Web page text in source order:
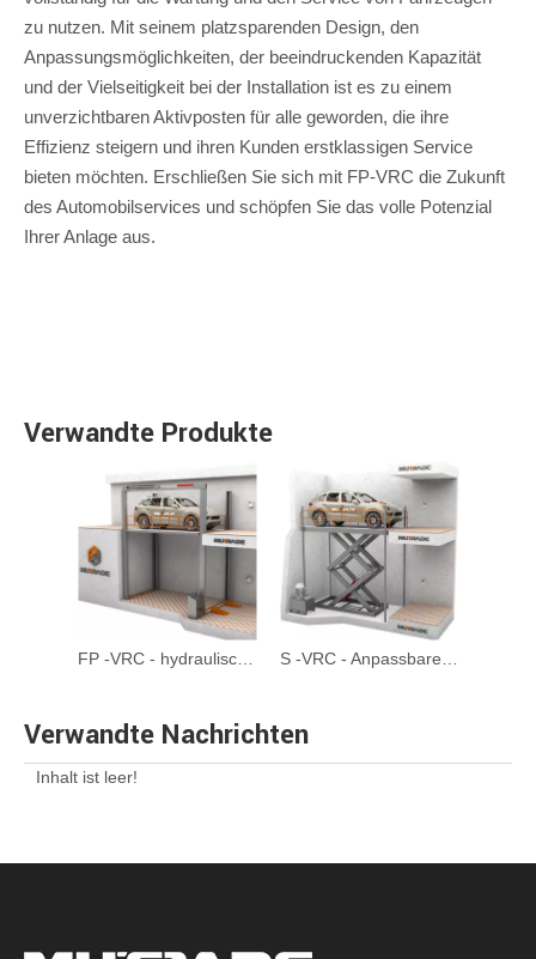
zu nutzen. Mit seinem platzsparenden Design, den
Anpassungsmöglichkeiten, der beeindruckenden Kapazität
und der Vielseitigkeit bei der Installation ist es zu einem
unverzichtbaren Aktivposten für alle geworden, die ihre
Effizienz steigern und ihren Kunden erstklassigen Service
bieten möchten. Erschließen Sie sich mit FP-VRC die Zukunft
des Automobilservices und schöpfen Sie das volle Potenzial
Ihrer Anlage aus.
Verwandte Produkte
FP -VRC - hydraulisch angetriebene anpassbare vier postwagenlift S -VRC - Anpassbarer Scherenstufe Garage -Aufzugsauto -Lift
Verwandte Nachrichten
Inhalt ist leer!